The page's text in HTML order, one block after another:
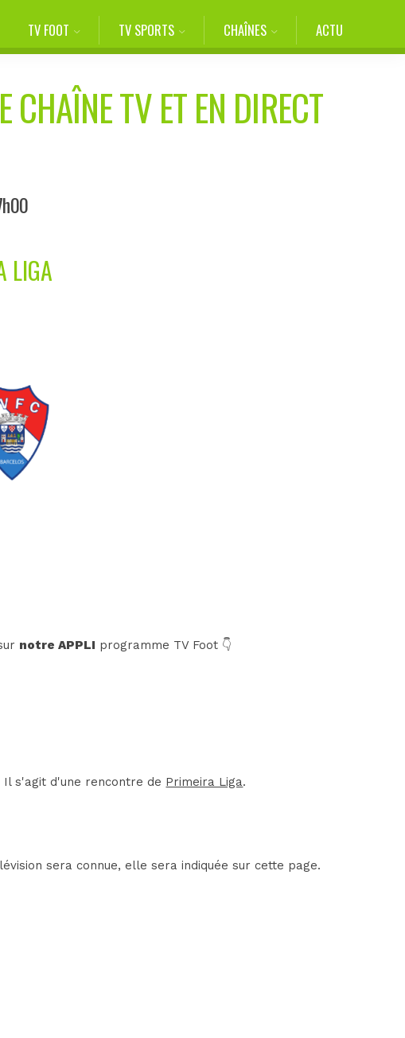
TV FOOT TV SPORTS CHAÎNES ACTU
CHAÎNE TV ET EN DIRECT
LIGA
notre APPLI programme TV Foot 👇
Il s'agit d'une rencontre de Primeira Liga.
sera connue, elle sera indiquée sur cette page.